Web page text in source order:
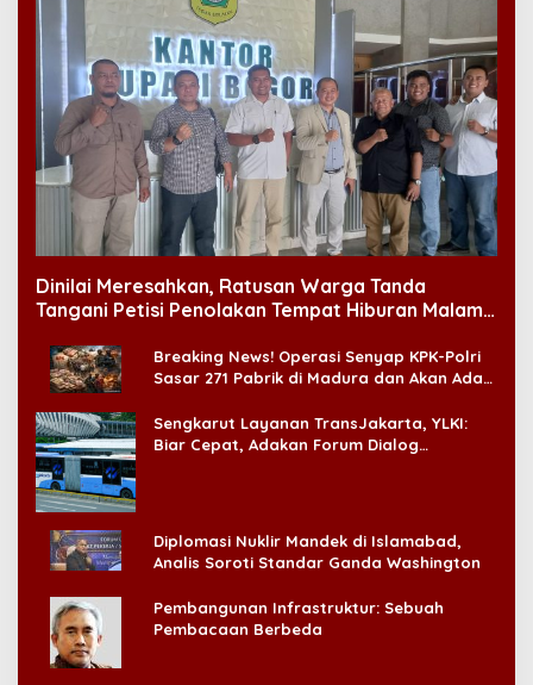
Dinilai Meresahkan, Ratusan Warga Tanda
Tangani Petisi Penolakan Tempat Hiburan Malam
Breaking News! Operasi Senyap KPK-Polri
Sasar 271 Pabrik di Madura dan Akan Ada
Sengkarut Layanan TransJakarta, YLKI:
Biar Cepat, Adakan Forum Dialog
Diplomasi Nuklir Mandek di Islamabad,
Analis Soroti Standar Ganda Washington
Pembangunan Infrastruktur: Sebuah
Pembacaan Berbeda